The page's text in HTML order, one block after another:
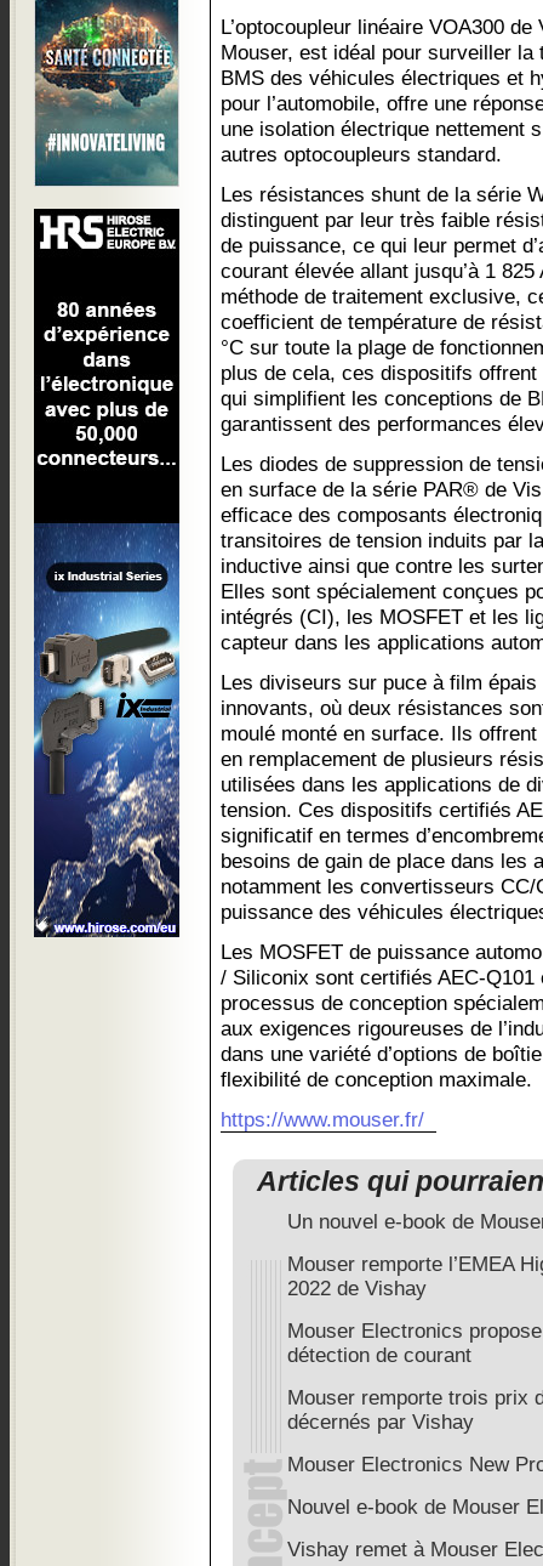
L’optocoupleur linéaire VOA300
Mouser, est idéal pour surveiller
BMS des véhicules électriques et
pour l’automobile, offre une
une isolation électrique nettement
autres optocoupleurs standard.
Les résistances shunt de la série
distinguent par leur très faible
de puissance, ce qui leur permet
courant élevée allant jusqu’à 1
méthode de traitement exclusive,
coefficient de température de
°C sur toute la plage de
plus de cela, ces dispositifs
qui simplifient les conceptions de
garantissent des performances
Les diodes de suppression de
en surface de la série PAR® de
efficace des composants
transitoires de tension induits par
inductive ainsi que contre les
Elles sont spécialement conçues
intégrés (CI), les MOSFET et les
capteur dans les applications
Les diviseurs sur puce à film
innovants, où deux résistances
moulé monté en surface. Ils
en remplacement de plusieurs
utilisées dans les applications de
tension. Ces dispositifs certifiés
significatif en termes
besoins de gain de place dans les
notamment les convertisseurs
puissance des véhicules
Les MOSFET de puissance
/ Siliconix sont certifiés AEC-Q101
processus de conception
aux exigences rigoureuses de
dans une variété d’options de
flexibilité de conception maximale.
https://www.mouser.fr/
Articles qui
Un nouvel e-book de
Mouser remporte l’EMEA
2022 de Vishay
Mouser Electronics
détection de courant
Mouser remporte trois prix
décernés par Vishay
Mouser Electronics New
Nouvel e-book de Mouser
Vishay remet à Mouser